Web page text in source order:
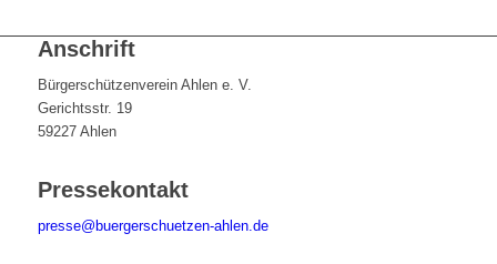
Anschrift
Bürgerschützenverein Ahlen e. V.
Gerichtsstr. 19
59227 Ahlen
Pressekontakt
presse@buergerschuetzen-ahlen.de